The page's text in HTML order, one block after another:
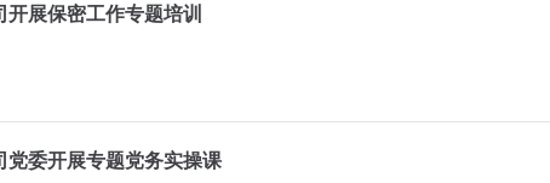
展保密工作专题培训
委开展专题党务实操课